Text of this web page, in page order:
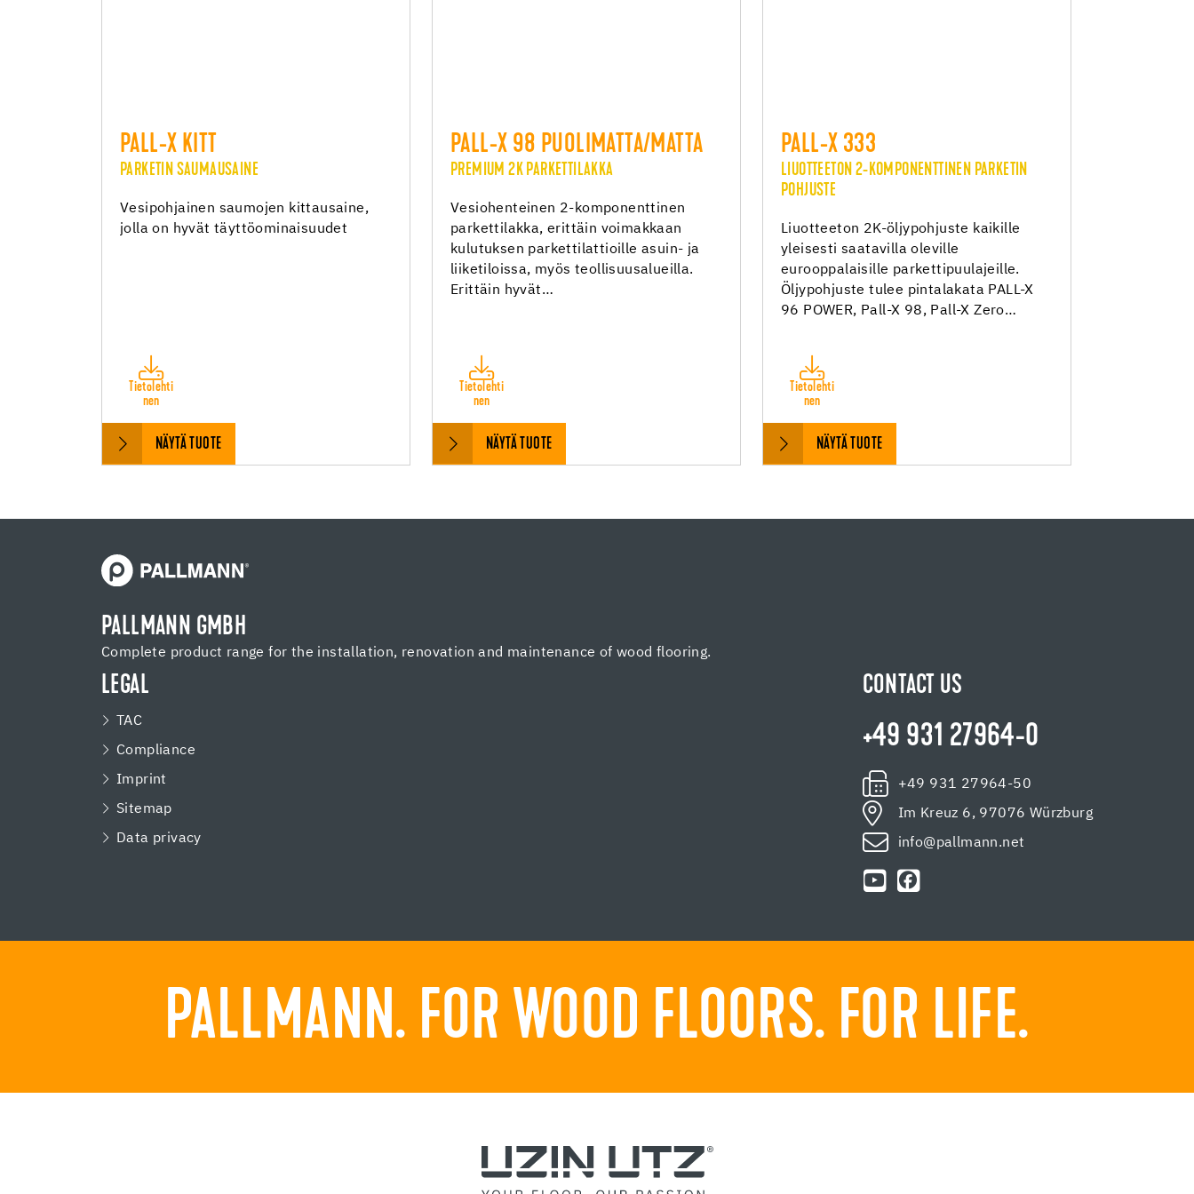
PALL-X KITT
PARKETIN SAUMAUSAINE
Vesipohjainen saumojen kittausaine,
jolla on hyvät täyttöominaisuudet
Tietolehti
nen
NÄYTÄ TUOTE
PALL-X 98 PUOLIMATTA/MATTA
PREMIUM 2K PARKETTILAKKA
Vesiohenteinen 2-komponenttinen
parkettilakka, erittäin voimakkaan
kulutuksen parkettilattioille asuin- ja
liiketiloissa, myös teollisuusalueilla.
Erittäin hyvät…
Tietolehti
nen
NÄYTÄ TUOTE
PALL-X 333
LIUOTTEETON 2-KOMPONENTTINEN PARKETIN
POHJUSTE
Liuotteeton 2K-öljypohjuste kaikille
yleisesti saatavilla oleville
eurooppalaisille parkettipuulajeille.
Öljypohjuste tulee pintalakata PALL-X
96 POWER, Pall-X 98, Pall-X Zero…
Tietolehti
nen
NÄYTÄ TUOTE
PALLMANN GMBH
Complete product range for the installation, renovation and maintenance of wood flooring.
LEGAL
TAC
Compliance
Imprint
Sitemap
Data privacy
CONTACT US
+49 931 27964-0
+49 931 27964-50
Im Kreuz 6, 97076 Würzburg
info@pallmann.net
PALLMANN. FOR WOOD FLOORS. FOR LIFE.